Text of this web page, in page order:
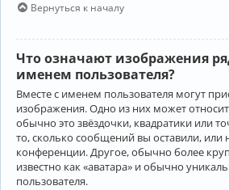
Вернуться к началу
Что означают изображения
именем пользователя?
Вместе с именем пользователя могут
изображения. Одно из них может
обычно это звёздочки, квадратики или
то, сколько сообщений вы оставили, или
конференции. Другое, обычно более
известно как «аватара» и обычно
пользователя.